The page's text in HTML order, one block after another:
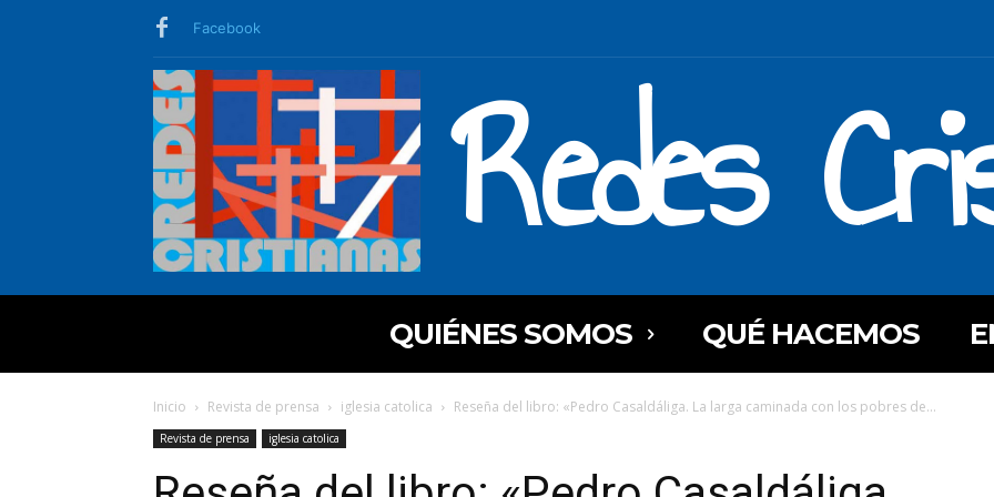
Facebook
Redes
QUIÉNES SOMOS QUÉ HACEMOS
Inicio Revista de prensa iglesia catolica Reseña del libro: «Pedro Casaldáliga. La larga caminada con los pobres de...
Revista de prensa iglesia catolica